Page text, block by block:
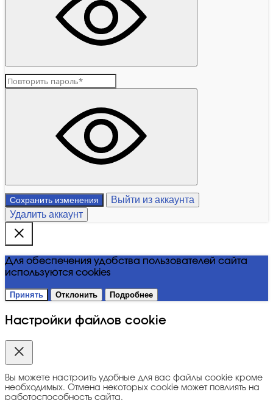
Сохранить изменения
Выйти из аккаунта
Удалить аккаунт
Для обеспечения удобства пользователей сайта
используются cookies
Принять Отклонить Подробнее
Настройки файлов cookie
Вы можете настроить удобные для вас файлы cookie кроме
необходимых. Отмена некоторых cookie может повлиять на
работоспособность сайта.